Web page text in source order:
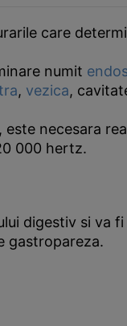
care
numit
, vezica,
este necesara
000 hertz.
digestiv si va
gastropareza.